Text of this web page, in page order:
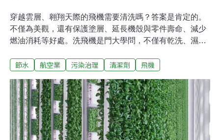
穿越雲層、翱翔天際的飛機需要清洗嗎？答案是肯定的。
不僅為美觀，還有保護塗層、延長機殼與零件壽命、減少
燃油消耗等好處。洗飛機是門大學問，不僅有乾洗、濕洗
境法規等，甚至連夏季、冬季也有不同考量。現代技術減
用到水、肥皂，而「乾洗」並不是完全不用水，通常會先
用布或噴霧將專用清潔劑塗抹機體後，再擦拭乾淨。雖然
耗用大量水，但清洗飛機不僅是為美觀或形象，還有助保
護飛機的塗漆，延長機殼使用壽命、保護零件、甚至可減
少飛航的燃油消耗。新技術的發展已大幅減少用水量，根
節水 航空業 污染治理 清潔劑 飛機